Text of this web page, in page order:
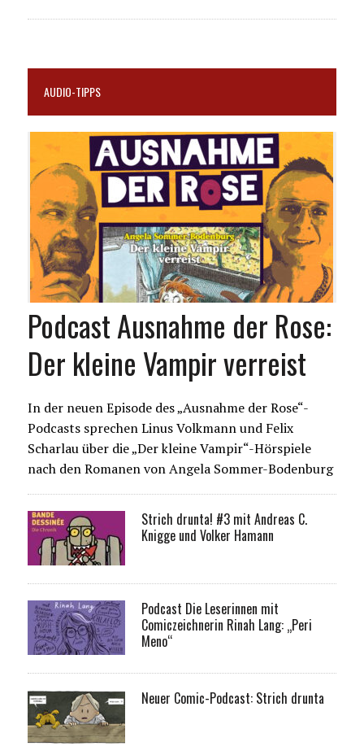
AUDIO-TIPPS
Podcast Ausnahme der Rose:
Der kleine Vampir verreist
In der neuen Episode des „Ausnahme der Rose“-
Podcasts sprechen Linus Volkmann und Felix
Scharlau über die „Der kleine Vampir“-Hörspiele
nach den Romanen von Angela Sommer-Bodenburg
Strich drunta! #3 mit Andreas C.
Knigge und Volker Hamann
Podcast Die Leserinnen mit
Comiczeichnerin Rinah Lang: „Peri
Meno“
Neuer Comic-Podcast: Strich drunta